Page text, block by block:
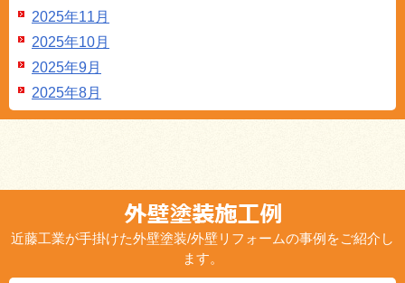
2025年11月
2025年10月
2025年9月
2025年8月
近藤工業が手掛けた外壁塗装/外壁リフォームの事例をご紹介し
ます。